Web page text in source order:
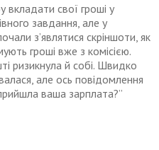
свої гроші у
завдання, але у
з’являтися скріншоти, як
гроші вже з комісією.
ризикнула й собі. Швидко
але ось повідомлення
ваша зарплата?”